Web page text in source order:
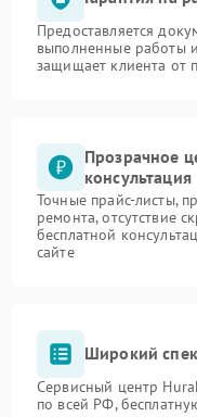
Предоставляется
выполненные работы
защищает клиента от
Прозрачное
консультация
Точные прайс-листы,
ремонта, отсутствие
бесплатной
сайте
Широкий
Сервисный центр
по всей РФ,